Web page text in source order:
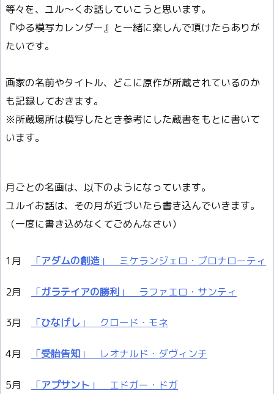
等々を、ユル～くお話していこうと思います。
『ゆる模写カレンダー』と一緒に楽しんで頂けたらありが
たいです。
画家の名前やタイトル、どこに原作が所蔵されているのか
も記録しておきます。
※所蔵場所は模写したとき参考にした蔵書をもとに書いて
います。
月ごとの名画は、以下のようになっています。
ユルイお話は、その月が近づいたら書き込んでいきます。
（一度に書き込めなくてごめんなさい）
1月 「アダムの創造 」 ミケランジェロ・ブロナローティ
2月 「ガラテイアの勝利 」 ラファエロ・サンティ
3月 「ひなげし 」 クロード・モネ
4月 「受胎告知 」 レオナルド・ダヴィンチ
5月 「アプサント 」 エドガー・ドガ